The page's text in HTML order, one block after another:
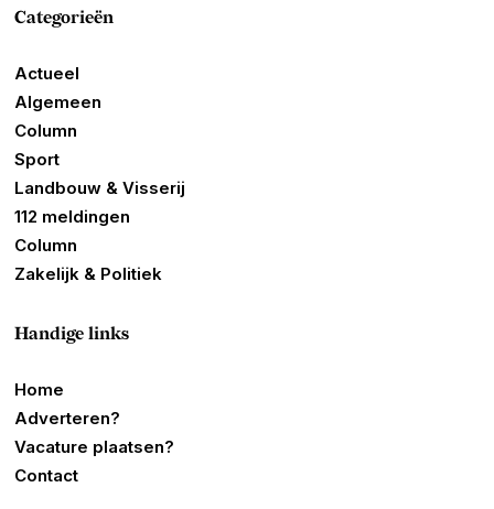
Categorieën
Actueel
Algemeen
Column
Sport
Landbouw & Visserij
112 meldingen
Column
Zakelijk & Politiek
Handige links
Home
Adverteren?
Vacature plaatsen?
Contact